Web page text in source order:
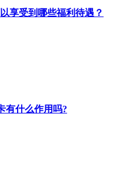
享受到哪些福利待遇？
有什么作用吗?